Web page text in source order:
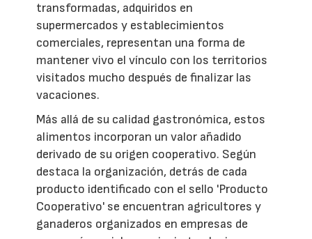
transformadas, adquiridos en
supermercados y establecimientos
comerciales, representan una forma de
mantener vivo el vínculo con los territorios
visitados mucho después de finalizar las
vacaciones.
Más allá de su calidad gastronómica, estos
alimentos incorporan un valor añadido
derivado de su origen cooperativo. Según
destaca la organización, detrás de cada
producto identificado con el sello 'Producto
Cooperativo' se encuentran agricultores y
ganaderos organizados en empresas de